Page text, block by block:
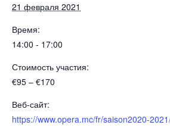
21 февраля 2021
Время:
14:00 - 17:00
Стоимость участия:
€95 – €170
Веб-сайт:
https://www.opera.mc/fr/saison2020-